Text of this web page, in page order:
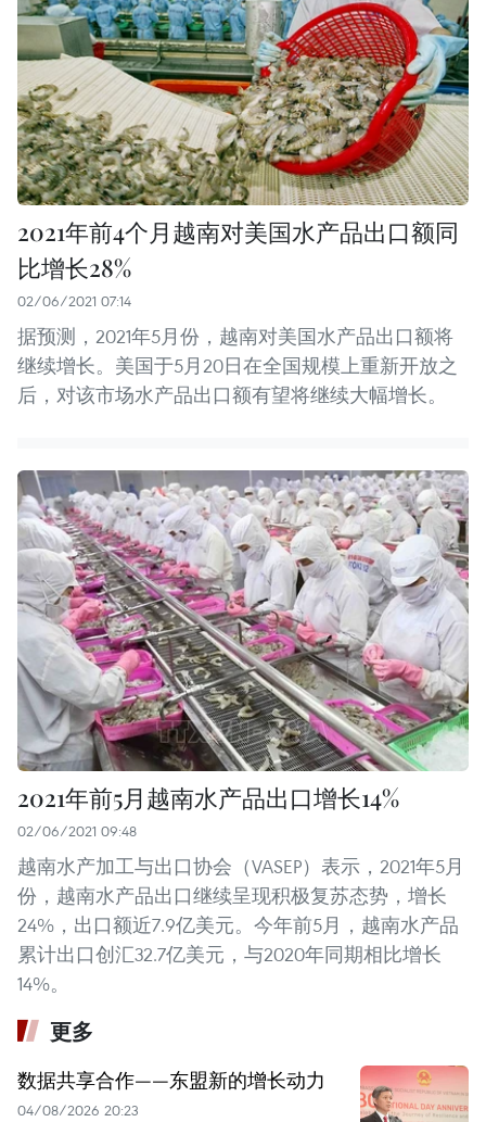
2021年前4个月越南对美国水产品出口额同
比增长28%
02/06/2021 07:14
据预测，2021年5月份，越南对美国水产品出口额将
继续增长。美国于5月20日在全国规模上重新开放之
后，对该市场水产品出口额有望将继续大幅增长。
2021年前5月越南水产品出口增长14%
02/06/2021 09:48
越南水产加工与出口协会（VASEP）表示，2021年5月
份，越南水产品出口继续呈现积极复苏态势，增长
24%，出口额近7.9亿美元。今年前5月，越南水产品
累计出口创汇32.7亿美元，与2020年同期相比增长
14%。
更多
数据共享合作——东盟新的增长动力
04/08/2026 20:23